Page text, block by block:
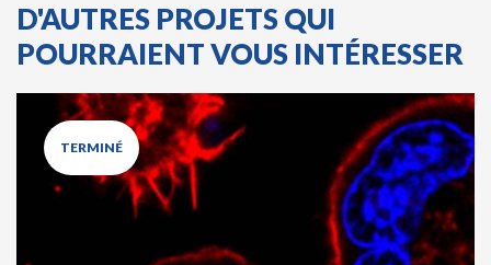
D'AUTRES PROJETS QUI
POURRAIENT VOUS INTÉRESSER
TERMINÉ